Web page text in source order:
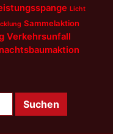
Licht
Sammelaktion
Verkehrsunfall